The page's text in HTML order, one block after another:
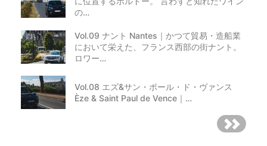
の…
Vol.09 ナント Nantes｜かつて貿易・造船業
において栄えた、フランス西部の街ナント。
ロワー…
Vol.08 エズ&サン・ポール・ド・ヴァンス
Èze & Saint Paul de Vence｜…